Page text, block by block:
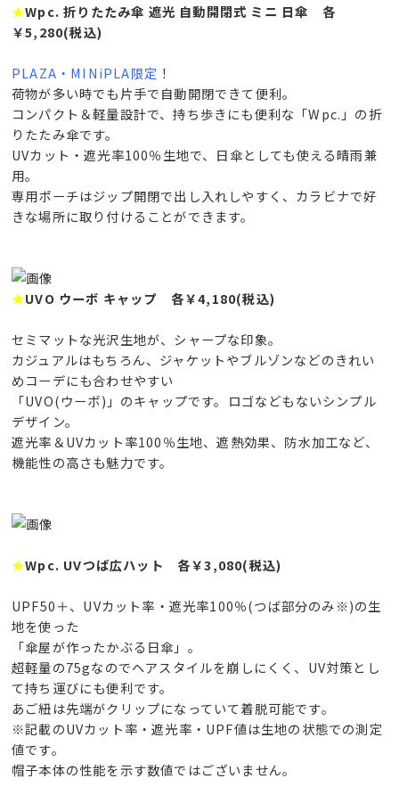
★Wpc. 折りたたみ傘 遮光 自動開閉式 ミニ 日傘 各
￥5,280(税込)
PLAZA・MINiPLA限定 ！
荷物が多い時でも片手で自動開閉できて便利。
コンパクト＆軽量設計で、持ち歩きにも便利な「Wpc.」の折
りたたみ傘です。
UVカット・遮光率100％生地で、日傘としても使える晴雨兼
用。
専用ポーチはジップ開閉で出し入れしやすく、カラビナで好
きな場所に取り付けることができます。
★UVO ウーボ キャップ 各￥4,180(税込)
セミマットな光沢生地が、シャープな印象。
カジュアルはもちろん、ジャケットやブルゾンなどのきれい
めコーデにも合わせやすい
「UVO(ウーボ)」のキャップです。ロゴなどもないシンプル
デザイン。
遮光率＆UVカット率100％生地、遮熱効果、防水加工など、
機能性の高さも魅力です。
★Wpc. UVつば広ハット 各￥3,080(税込)
UPF50＋、UVカット率・遮光率100％(つば部分のみ※)の生
地を使った
「傘屋が作ったかぶる日傘」。
超軽量の75gなのでヘアスタイルを崩しにくく、UV対策とし
て持ち運びにも便利です。
あご紐は先端がクリップになっていて着脱可能です。
※記載のUVカット率・遮光率・UPF値は生地の状態での測定
値です。
帽子本体の性能を示す数値ではございません。